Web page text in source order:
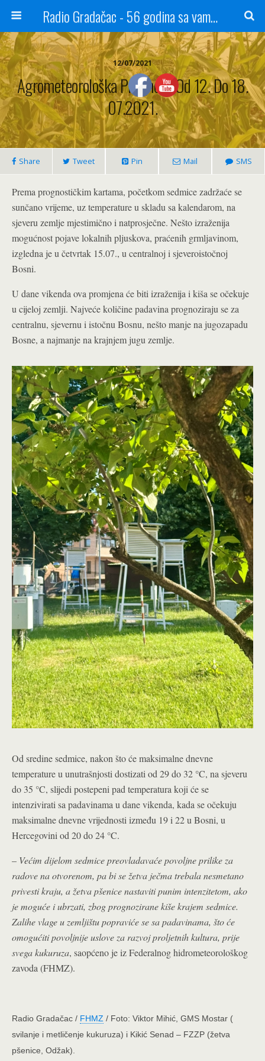
Radio Gradačac - 56 godina sa vama...
12/07/2021
Agrometeorološka Prognoza Od 12. Do 18.
07.2021.
Share Tweet Pin Mail SMS
Prema prognostičkim kartama, početkom sedmice zadržaće se
sunčano vrijeme, uz temperature u skladu sa kalendarom, na
sjeveru zemlje mjestimično i natprosječne. Nešto izraženija
mogućnost pojave lokalnih pljuskova, praćenih grmljavinom,
izgledna je u četvrtak 15.07., u centralnoj i sjeveroistočnoj
Bosni.
U dane vikenda ova promjena će biti izraženija i kiša se očekuje
u cijeloj zemlji. Najveće količine padavina prognoziraju se za
centralnu, sjevernu i istočnu Bosnu, nešto manje na jugozapadu
Bosne, a najmanje na krajnjem jugu zemlje.
Od sredine sedmice, nakon što će maksimalne dnevne
temperature u unutrašnjosti dostizati od 29 do 32 °C, na sjeveru
do 35 °C, slijedi postepeni pad temperatura koji će se
intenzivirati sa padavinama u dane vikenda, kada se očekuju
maksimalne dnevne vrijednosti između 19 i 22 u Bosni, u
Hercegovini od 20 do 24 °C.
– Većim dijelom sedmice preovladavaće povoljne prilike za
radove na otvorenom, pa bi se žetva ječma trebala nesmetano
privesti kraju, a žetva pšenice nastaviti punim intenzitetom, ako
je moguće i ubrzati, zbog prognozirane kiše krajem sedmice.
Zalihe vlage u zemljištu popraviće se sa padavinama, što će
omogućiti povoljnije uslove za razvoj proljetnih kultura, prije
svega kukuruza, saopćeno je iz Federalnog hidrometeorološkog
zavoda (FHMZ).
Radio Gradačac / FHMZ / Foto: Viktor Mihić, GMS Mostar (
svilanje i metličenje kukuruza) i Kikić Senad – FZZP (žetva
pšenice, Odžak).